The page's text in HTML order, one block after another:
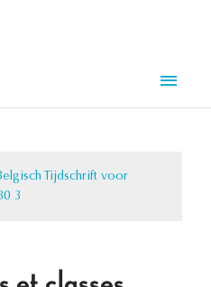
Tijdschrift voor
3